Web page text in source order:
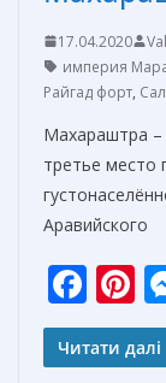
17.04.2020
империя
Райгад форт,
Махараштра –
третье место
Аравийского
F
ac
e
Pi
Читати далі